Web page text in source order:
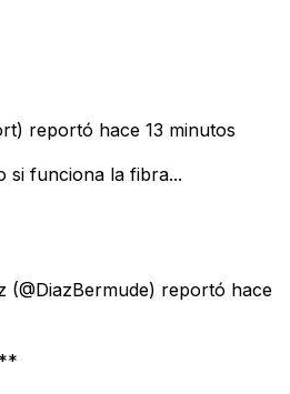
reportó hace 13 minutos
si funciona la fibra...
(@DiazBermude) reportó hace